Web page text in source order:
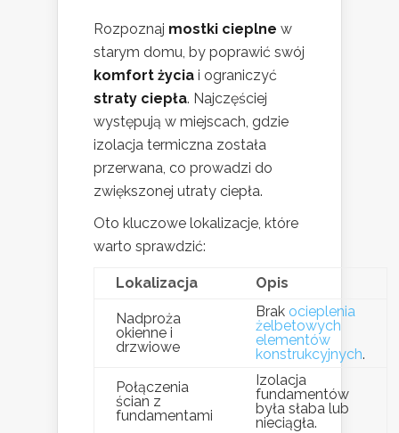
Rozpoznaj mostki cieplne w
starym domu, by poprawić swój
komfort życia i ograniczyć
straty ciepła. Najczęściej
występują w miejscach, gdzie
izolacja termiczna została
przerwana, co prowadzi do
zwiększonej utraty ciepła.
Oto kluczowe lokalizacje, które
warto sprawdzić:
Lokalizacja Opis
Nadproża
okienne i
drzwiowe
Brak ocieplenia
żelbetowych
elementów
konstrukcyjnych.
Połączenia
ścian z
fundamentami
Izolacja
fundamentów
była słaba lub
nieciągła.